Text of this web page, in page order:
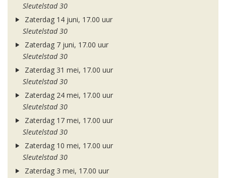
Sleutelstad 30
Zaterdag 14 juni, 17.00 uur
Sleutelstad 30
Zaterdag 7 juni, 17.00 uur
Sleutelstad 30
Zaterdag 31 mei, 17.00 uur
Sleutelstad 30
Zaterdag 24 mei, 17.00 uur
Sleutelstad 30
Zaterdag 17 mei, 17.00 uur
Sleutelstad 30
Zaterdag 10 mei, 17.00 uur
Sleutelstad 30
Zaterdag 3 mei, 17.00 uur